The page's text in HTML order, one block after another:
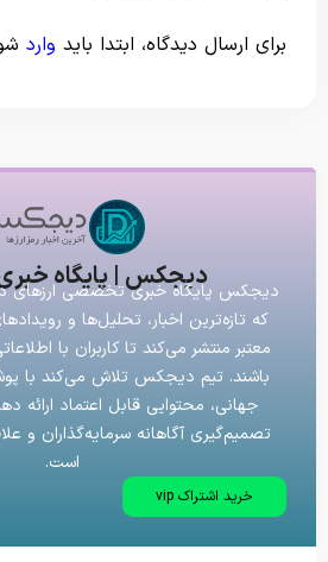
برای ارسال دیدگاه، ابتدا باید وارد
دیجکس | پایگاه خبری
دیجکس پایگاه خبری تخصصی ارزهای
که تازه‌ترین اخبار، تحلیل‌ها و رویدادهای
معتبر منتشر می‌کند تا کاربران با
باشند. تیم دیجکس تلاش می‌کند با
جهانی، محتوایی قابل اعتماد ارائه
تصمیم‌گیری آگاهانه سرمایه‌گذاران و
است.
خرید اشتراک vip